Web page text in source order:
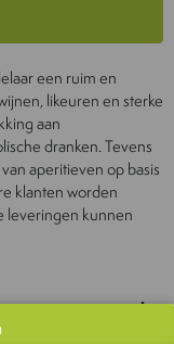
een ruim en
likeuren en sterke
aan
dranken. Tevens
aperitieven op basis
klanten worden
leveringen kunnen